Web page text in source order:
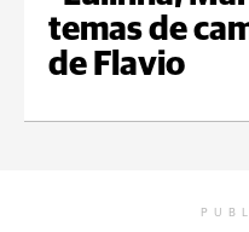
temas de
de Flavio